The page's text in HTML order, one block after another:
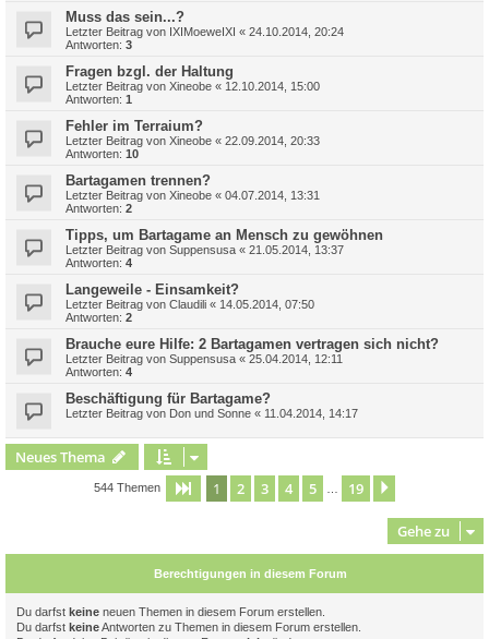
Muss das sein...?
Letzter Beitrag von IXIMoeweIXI « 24.10.2014, 20:24
Antworten: 3
Fragen bzgl. der Haltung
Letzter Beitrag von Xineobe « 12.10.2014, 15:00
Antworten: 1
Fehler im Terraium?
Letzter Beitrag von Xineobe « 22.09.2014, 20:33
Antworten: 10
Bartagamen trennen?
Letzter Beitrag von Xineobe « 04.07.2014, 13:31
Antworten: 2
Tipps, um Bartagame an Mensch zu gewöhnen
Letzter Beitrag von Suppensusa « 21.05.2014, 13:37
Antworten: 4
Langeweile - Einsamkeit?
Letzter Beitrag von Claudili « 14.05.2014, 07:50
Antworten: 2
Brauche eure Hilfe: 2 Bartagamen vertragen sich nicht?
Letzter Beitrag von Suppensusa « 25.04.2014, 12:11
Antworten: 4
Beschäftigung für Bartagame?
Letzter Beitrag von Don und Sonne « 11.04.2014, 14:17
Neues Thema
544 Themen Seite 1von 19
1 2 3 4 5 19
Gehe zu
Berechtigungen in diesem Forum
Du darfst keine neuen Themen in diesem Forum erstellen.
Du darfst keineAntworten zu Themen in diesem Forum erstellen.